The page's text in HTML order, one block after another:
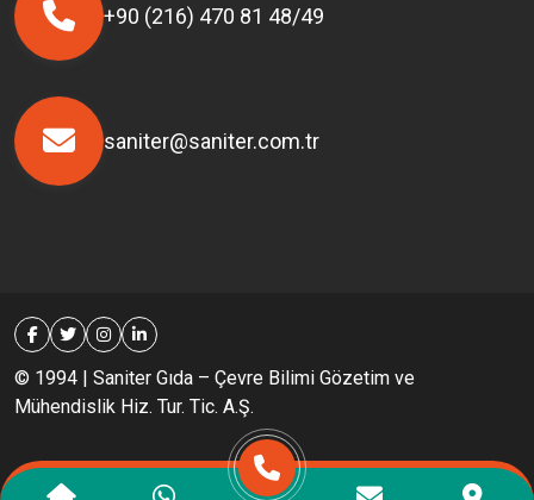
+90 (216) 470 81 48/49
saniter@saniter.com.tr
© 1994 | Saniter Gıda – Çevre Bilimi Gözetim ve
Mühendislik Hiz. Tur. Tic. A.Ş.